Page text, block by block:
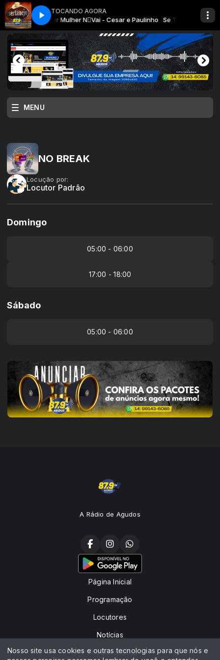
Especial Sertanejo com Prateado Especial Sertanejo
TOCANDO AGORA
Se Tiver Mulher N󩳠Vai - Cesar e Paulinho Se Tiver Mulher
MENU
NO BREAK
Locução por:
Locutor Padrão
Domingo
05:00 - 06:00
17:00 - 18:00
Sábado
05:00 - 06:00
A Rádio de Agudos
Página Inicial
Programação
Locutores
Notícias
Peça sua música
Nosso site usa cookies e outras tecnologias para que nós e